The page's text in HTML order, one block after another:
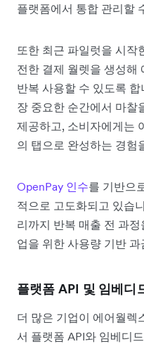
플랫폼에서 통합 관리할
또한 최근 파일럿을 시작
전한 결제 월렛을 생성해
반복 사용할 수 있도록
장 중요한 순간에서 마찰
제공하고, 소비자에게는
의 탭으로 완성하는 경험
OpenPay 인수를 기반으
적으로 고도화되고 있습
리까지 반복 매출 전 과정
업을 위한 사용량 기반
플랫폼 API 및 임베디
더 많은 기업이 에어월렉
서 플랫폼 API와 임베디